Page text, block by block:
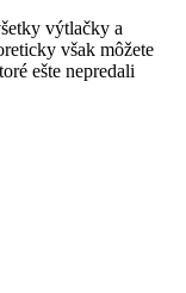
výtlačky a
však môžete
ešte nepredali